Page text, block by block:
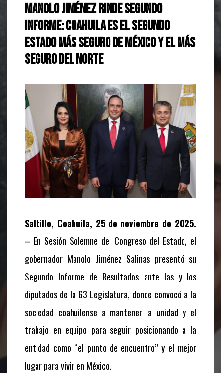
Manolo Jiménez rinde Segundo
Informe: Coahuila es el segundo
estado más seguro de México y el más
seguro del norte
Saltillo, Coahuila, 25 de noviembre de 2025.
– En Sesión Solemne del Congreso del Estado, el
gobernador Manolo Jiménez Salinas presentó su
Segundo Informe de Resultados ante las y los
diputados de la 63 Legislatura, donde convocó a la
sociedad coahuilense a mantener la unidad y el
trabajo en equipo para seguir posicionando a la
entidad como “el punto de encuentro” y el mejor
lugar para vivir en México.